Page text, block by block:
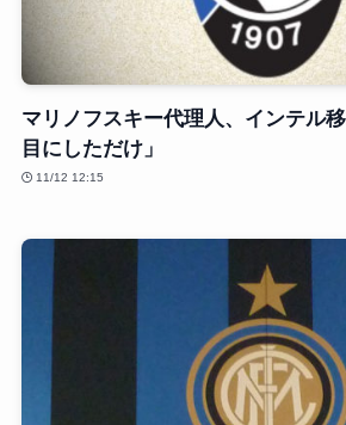
マリノフスキー代理人、インテル
目にしただけ」
11/12 12:15